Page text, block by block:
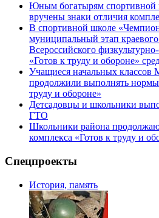
Юным богатырям
вручены знаки отличия
В спортивной школе
муниципальный этап
Всероссийского
«Готов к труду и обороне»
Учащиеся начальных
продолжили выполнять нормы
труду и обороне»
Детсадовцы и школьники
ГТО
Школьники района
комплекса «Готов к труду и
Спецпроекты
История, память